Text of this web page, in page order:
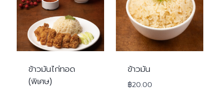
ข้าวมันไก่ทอด
(พิเศษ)
ข้าวมัน
฿20.00